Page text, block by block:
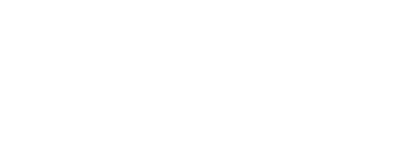
interne [arthrorise] temporaire.